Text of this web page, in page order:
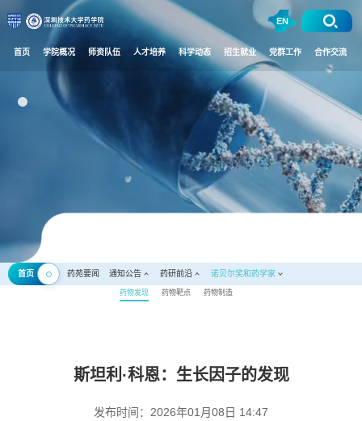
首页 学院概况 师资队伍 人才培养 科学动态 招生就业 党群工作 合作交流
EN
首页 药苑要闻 通知公告 药研前沿 诺贝尔奖和药学家
药物发现 药物靶点 药物制造
斯坦利·科恩：生长因子的发现
发布时间：2026年01月08日 14:47